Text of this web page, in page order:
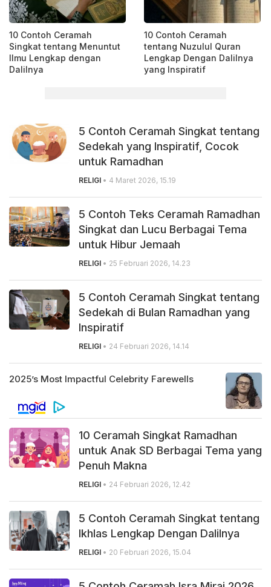
10 Contoh Ceramah
Singkat tentang Menuntut
Ilmu Lengkap dengan
Dalilnya
10 Contoh Ceramah
tentang Nuzulul Quran
Lengkap Dengan Dalilnya
yang Inspiratif
5 Contoh Ceramah Singkat tentang
Sedekah yang Inspiratif, Cocok
untuk Ramadhan
RELIGI • 4 Maret 2026, 15.19
5 Contoh Teks Ceramah Ramadhan
Singkat dan Lucu Berbagai Tema
untuk Hibur Jemaah
RELIGI • 25 Februari 2026, 14.23
5 Contoh Ceramah Singkat tentang
Sedekah di Bulan Ramadhan yang
Inspiratif
RELIGI • 24 Februari 2026, 14.14
10 Ceramah Singkat Ramadhan
untuk Anak SD Berbagai Tema yang
Penuh Makna
RELIGI • 24 Februari 2026, 12.42
5 Contoh Ceramah Singkat tentang
Ikhlas Lengkap Dengan Dalilnya
RELIGI • 20 Februari 2026, 15.04